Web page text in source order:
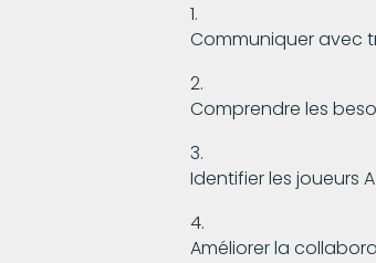
Communiquer avec
Comprendre les
Identifier les joueurs
Améliorer la